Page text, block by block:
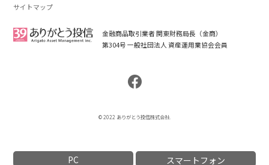
サイトマップ
金融商品取引業者 関東財務局長（金商）
第304号 一般社団法人 資産運用業協会会員
© 2022 ありがとう投信株式会社.
PC スマートフォン